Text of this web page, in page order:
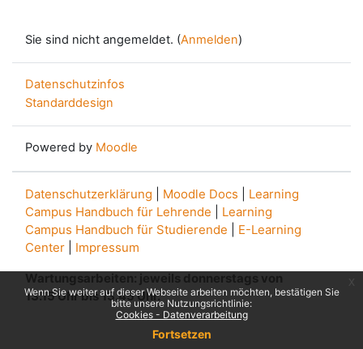
Wenn Sie weiter auf dieser Webseite arbeiten möchten, bestätigen Sie
bitte unsere Nutzungsrichtlinie:
Cookies - Datenverarbeitung
Fortsetzen
Sie sind nicht angemeldet. (Anmelden)
Datenschutzinfos
Standarddesign
Powered by Moodle
Datenschutzerklärung Moodle Docs
Learning
Campus Handbuch für Lehrende
Learning
Campus Handbuch für Studierende
E-Learning
Center
Impressum
Wartungsarbeiten: jeweils donnerstags von
13.15 Uhr bis 13.45 Uhr.